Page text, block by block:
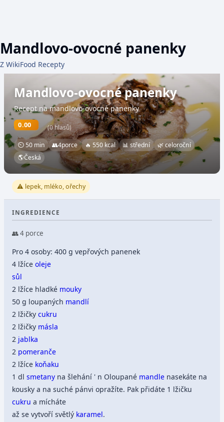
Mandlovo-ovocné panenky
Z WikiFood Recepty
Mandlovo-ovocné panenky
Recept na mandlovo-ovocné panenky
0.00 (0 hlasů)
⏲ 50 min 👥4porce 🔥 550 kcal 📊 střední
🌿 celoroční
🌎Česká
⚠️ lepek, mléko, ořechy
INGREDIENCE
👥 4 porce
Pro 4 osoby: 400 g vepřových panenek
4 lžíceoleje
sůl
2 lžíce hladké mouky
50 g loupaných mandlí
2 lžičkycukru
2 lžičky másla
2 jablka
2 pomeranče
2 lžíce koňaku
1 dlsmetany na šlehání ' n Oloupané mandle nasekáte na
kousky a na suché pánvi opražíte. Pak přidáte 1 lžičku
cukru a mícháte
až se vytvoří světlý karamel.